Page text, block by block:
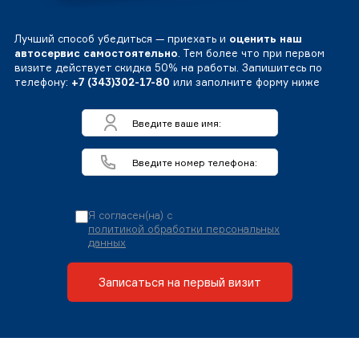
Лучший способ убедиться — приехать и оценить наш
автосервис самостоятельно. Тем более что при первом
визите действует скидка 50% на работы. Запишитесь по
телефону: +7 (343)302-17-80 или заполните форму ниже
Я согласен(на) с
политикой обработки персональных
данных
Записаться на первый визит